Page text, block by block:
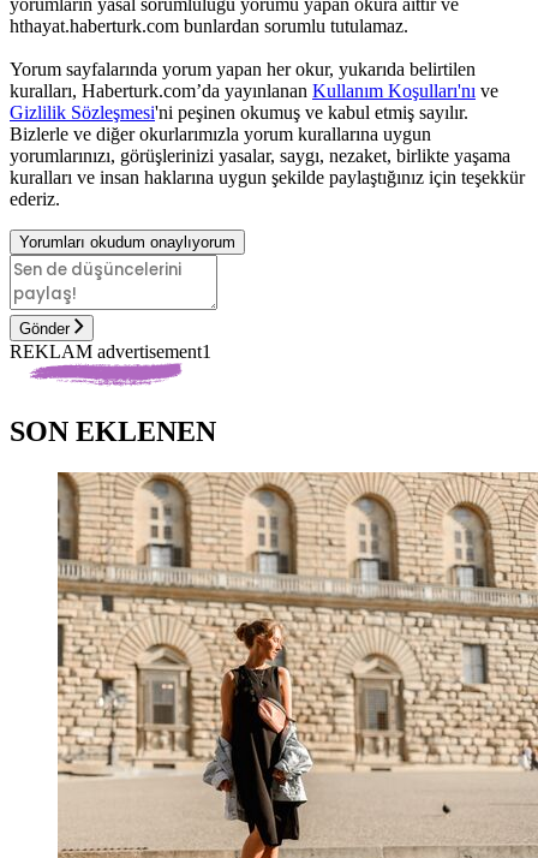
hthayat.haberturk.com bunlardan sorumlu tutulamaz.
Yorum sayfalarında yorum yapan her okur, yukarıda belirtilen
kuralları, Haberturk.com’da yayınlanan Kullanım Koşulları'nı ve
Gizlilik Sözleşmesi'ni peşinen okumuş ve kabul etmiş sayılır.
Bizlerle ve diğer okurlarımızla yorum kurallarına uygun
yorumlarınızı, görüşlerinizi yasalar, saygı, nezaket, birlikte yaşama
kuralları ve insan haklarına uygun şekilde paylaştığınız için teşekkür
ederiz.
Yorumları okudum onaylıyorum
Gönder
REKLAM advertisement1
SON EKLENEN